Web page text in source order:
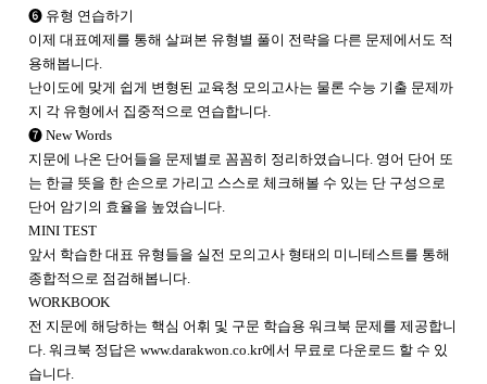
❻ 유형 연습하기
이제 대표예제를 통해 살펴본 유형별 풀이 전략을 다른 문제에서도 적
용해봅니다.
난이도에 맞게 쉽게 변형된 교육청 모의고사는 물론 수능 기출 문제까
지 각 유형에서 집중적으로 연습합니다.
❼ New Words
지문에 나온 단어들을 문제별로 꼼꼼히 정리하였습니다. 영어 단어 또
는 한글 뜻을 한 손으로 가리고 스스로 체크해볼 수 있는 단 구성으로
단어 암기의 효율을 높였습니다.
MINI TEST
앞서 학습한 대표 유형들을 실전 모의고사 형태의 미니테스트를 통해
종합적으로 점검해봅니다.
WORKBOOK
전 지문에 해당하는 핵심 어휘 및 구문 학습용 워크북 문제를 제공합니
다. 워크북 정답은 www.darakwon.co.kr에서 무료로 다운로드 할 수 있
습니다.